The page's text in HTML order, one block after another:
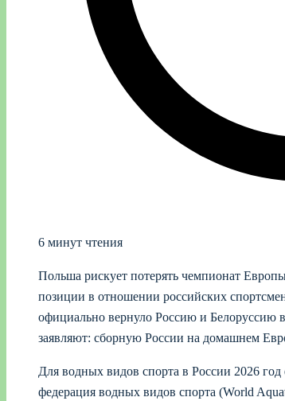
6 минут чтения
Польша рискует потерять чемпионат
позиции в отношении российских
официально вернуло Россию и
заявляют: сборную России на домашнем
Для водных видов спорта в России 2026
федерация водных видов спорта (World